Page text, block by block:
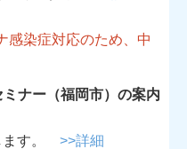
感染症対応のため、中
ナー（福岡市）の案内
ます。>>詳細